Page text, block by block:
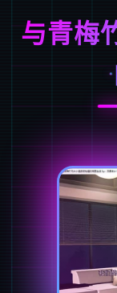
与青梅